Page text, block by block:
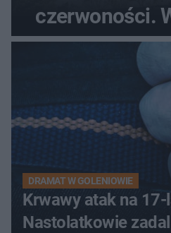
czerwoności.
pytali, czy
DRAMAT W GOLENIOWIE
Krwawy atak na 17-
Nastolatkowie